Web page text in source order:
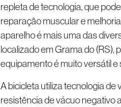
repleta de tecnologia, que
reparação muscular e
aparelho é mais uma das
localizado em Grama do (RS),
equipamento é muito versátil
A bicicleta utiliza tecnologia de
resistência de vácuo negativo